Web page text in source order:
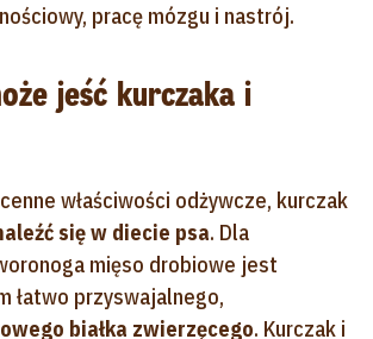
pracę mózgu i nastrój.
jeść kurczaka i
właściwości odżywcze, kurczak
się w diecie psa. Dla
mięso drobiowe jest
łatwo przyswajalnego,
białka zwierzęcego. Kurczak i